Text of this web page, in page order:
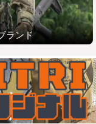
ランド